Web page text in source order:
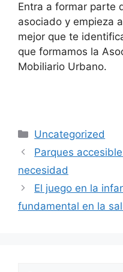
Entra a formar parte
asociado y empieza
mejor que te
que formamos la
Mobiliario Urbano.
Uncategorized
Parques
necesidad
El juego en la
fundamental en la